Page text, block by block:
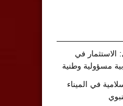
في
مسؤولية وطنية
في الميناء